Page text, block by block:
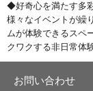
◆好奇心を満たす多
様々なイベントが繰
ムが体験できるスペ
クワクする非日常体
お問い合わせ